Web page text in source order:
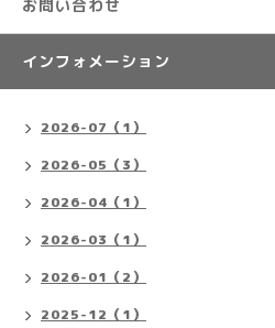
お問い合わせ
インフォメーション
2026-07（1）
2026-05（3）
2026-04（1）
2026-03（1）
2026-01（2）
2025-12（1）